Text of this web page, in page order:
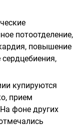
потоотделение,
повышение
купируются
прием
фоне других